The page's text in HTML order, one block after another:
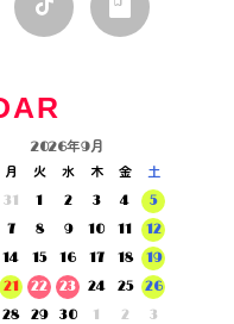
2026年9月
月 火 水 木 金
土
31 1 2 3 4
5
7 8 9 10 11
12
14 15 16 17 18
19
21 22 23 24 25
26
28 29 30 1 2 3